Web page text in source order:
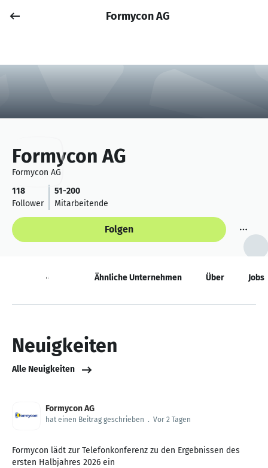
Anmelden
Formycon AG
Formycon AG
Formycon AG
118
Follower
51-200
Mitarbeitende
Folgen
Neuigkeiten Ähnliche Unternehmen Über Jobs
Neuigkeiten
Alle Neuigkeiten
Formycon AG
hat einen Beitrag geschrieben . Vor 2 Tagen
Formycon lädt zur Telefonkonferenz zu den Ergebnissen des
ersten Halbjahres 2026 ein